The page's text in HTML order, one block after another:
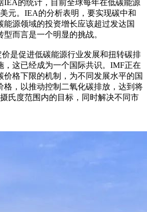
IEA的统计，目前全球每年在低碳能源
元。IEA的分析表明，要实现碳中和
能源领域的投资增长应该超过发达国
而言是一个明显的挑战。
是促进低碳能源行业发展和扭转碳排
，这已经成为一个国际共识。IMF正在
价格下限的机制，为不同发展水平的国
格，以推动控制二氧化碳排放，达到将
氏度范围内的目标，同时解决不同市